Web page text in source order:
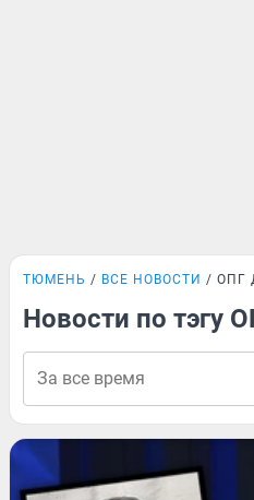
ТЮМЕНЬ ВСЕ НОВОСТИ ОПГ
Новости по тэгу